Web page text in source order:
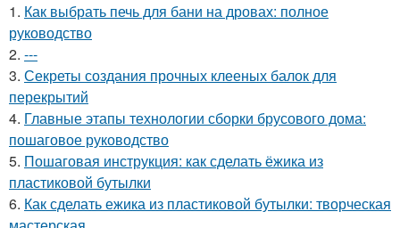
1. Как выбрать печь для бани на дровах: полное
руководство
2. ---
3. Секреты создания прочных клееных балок для
перекрытий
4. Главные этапы технологии сборки брусового дома:
пошаговое руководство
5. Пошаговая инструкция: как сделать ёжика из
пластиковой бутылки
6. Как сделать ежика из пластиковой бутылки: творческая